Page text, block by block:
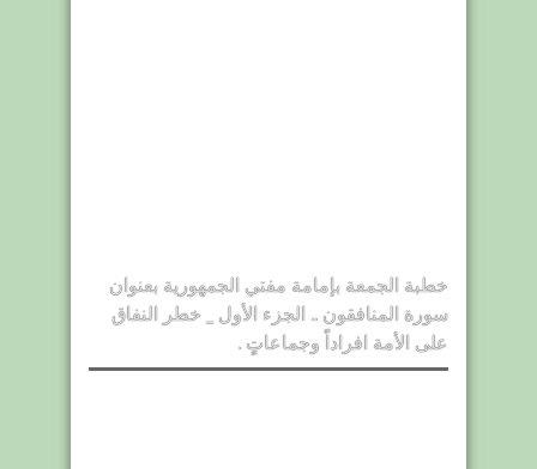
خطبة الجمعة بإمامة مفتي الجمهورية بعنوان
سورة المنافقون .. الجزء الأول _ خطر النفاق
على الأمة افراداً وجماعاتٍ .